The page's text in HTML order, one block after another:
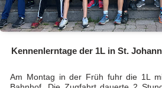
Kennenlerntage der 1L in St.
Am Montag in der Früh fuhr die 1L